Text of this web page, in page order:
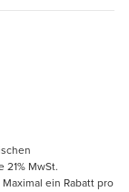
MwSt.
ein Rabatt pro